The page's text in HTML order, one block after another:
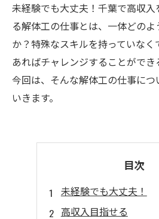
未経験でも大丈夫！千葉で高収
る解体工の仕事とは、一体どの
か？特殊なスキルを持っていな
あればチャレンジすることができ
今回は、そんな解体工の仕事に
いきます。
目次
未経験でも大丈夫！
高収入目指せる